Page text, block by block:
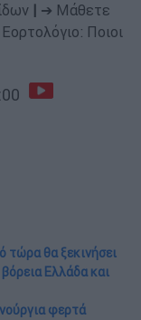
➔ Μάθετε
Ποιοι
τώρα θα ξεκινήσει
Ελλάδα και
φερτά